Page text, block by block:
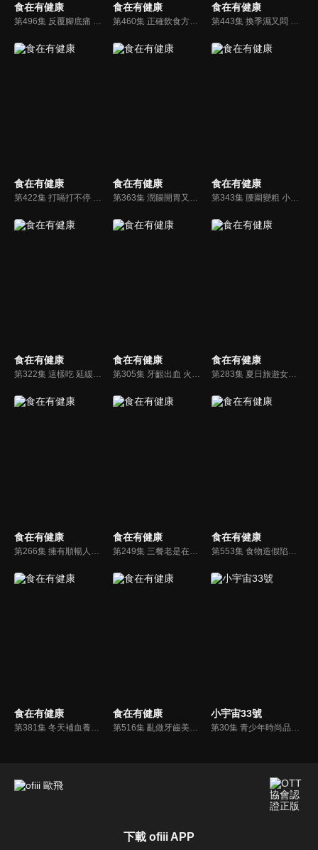
食在有健康 食在有健康
第460集 正確飲食方法 還你健康肝臟
食在有健康
食在有健康
第422集 打嗝打不停 恐是身體出了大問題
食在有健康
第363集 潤腸開胃又強化免疫力的果中聖品
食在有健康
第343集 腰圍變粗 小心健康亮紅燈!
食在有健康
第322集 這樣吃 延緩關節退化
食在有健康
第305集 牙齦出血 火氣大？當心牙周病找上身
食在有健康
第283集 夏日旅遊女生最怕 生理痛來擾亂!
食在有健康 食在有健康
第249集 三餐老是在外 小心你的血太油了!
食在有健康
第553集 食物造假陷阱多！素食摻葷居然是榜首？！
食在有健康 食在有健康
第516集 亂做牙齒美白 當心牙齒壞光光
小宇宙33號
下載 ofiii APP